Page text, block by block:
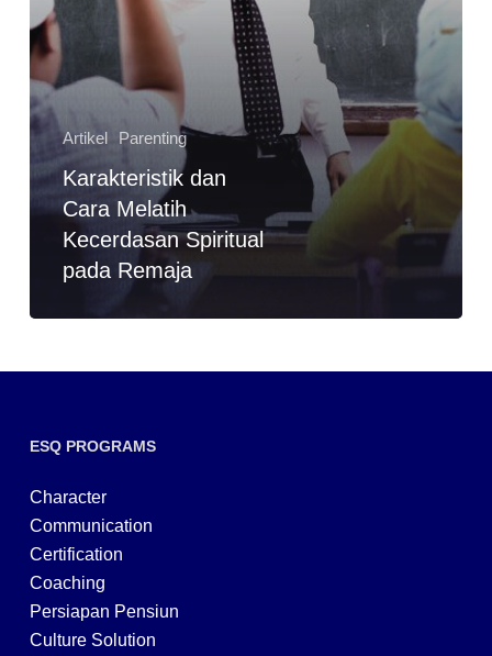
Artikel Parenting
Karakteristik dan
Cara Melatih
Kecerdasan Spiritual
pada Remaja
ESQ PROGRAMS
Character
Communication
Certification
Coaching
Persiapan Pensiun
Culture Solution